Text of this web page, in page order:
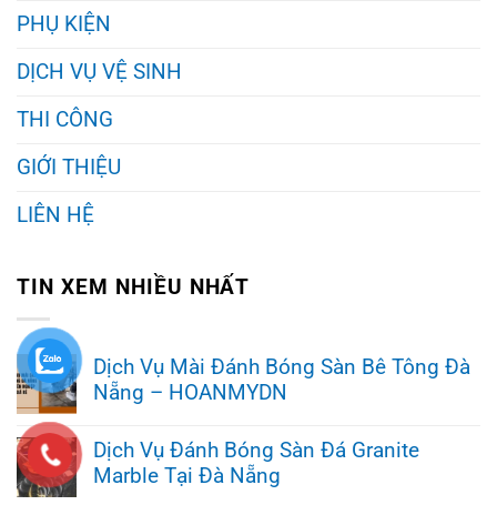
PHỤ KIỆN
DỊCH VỤ VỆ SINH
THI CÔNG
GIỚI THIỆU
LIÊN HỆ
TIN XEM NHIỀU NHẤT
Dịch Vụ Mài Đánh Bóng Sàn Bê Tông Đà
Nẵng – HOANMYDN
bình
luận
Dịch Vụ Đánh Bóng Sàn Đá Granite
Marble Tại Đà Nẵng